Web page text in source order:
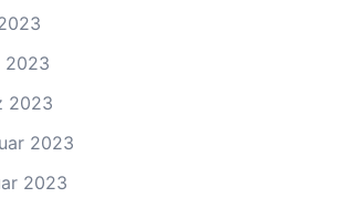
2023
2023
2023
2023